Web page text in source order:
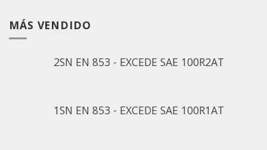
MÁS VENDIDO
2SN EN 853 - EXCEDE SAE 100R2AT
1SN EN 853 - EXCEDE SAE 100R1AT